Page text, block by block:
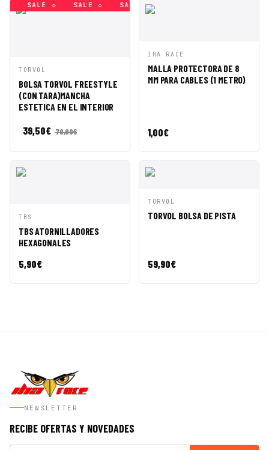
SALE ◇ SALE ◇ SALE ◇
VISTA
RÁPIDA
CESTA
TORVOL
BOLSA TORVOL FREESTYLE
(CON TARA)MANCHA
ESTETICA EN EL INTERIOR
39,50€ 79,00€
VISTA
RÁPIDA
CESTA
IHA RACE
MALLA PROTECTORA DE 8
MM PARA CABLES (1 METRO)
1,00€
VISTA
RÁPIDA
CESTA
TBS
TBS ATORNILLADORES
HEXAGONALES
5,90€
VISTA
RÁPIDA
CESTA
TORVOL
TORVOL BOLSA DE PISTA
59,90€
NEWSLETTER
RECIBE OFERTAS Y NOVEDADES